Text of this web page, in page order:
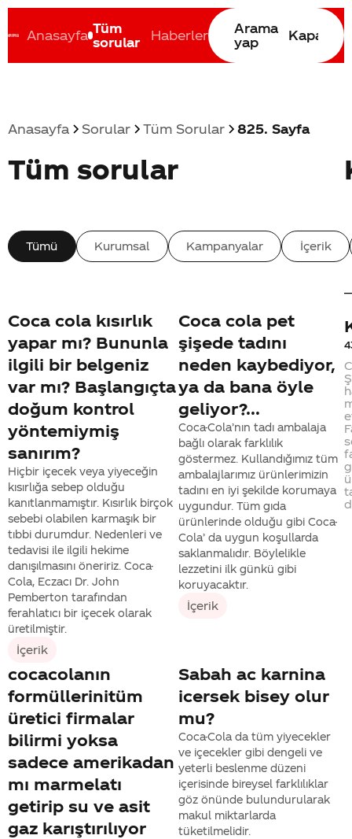
Anasayfa Tüm
sorular
Haberler
Arama
yap
Kapat
Anasayfa Sorular Tüm Sorular 825. Sayfa
Tüm sorular
Tümü Kurumsal Kampanyalar İçerik
Coca cola kısırlık
yapar mı? Bununla
ilgili bir belgeniz
var mı? Başlangıçta
doğum kontrol
yöntemiymiş
sanırım?
Hiçbir içecek veya yiyeceğin
kısırlığa sebep olduğu
kanıtlanmamıştır. Kısırlık birçok
sebebi olabilen karmaşık bir
tıbbi durumdur. Nedenleri ve
tedavisi ile ilgili hekime
danışılmasını öneririz. Coca-
Cola, Eczacı Dr. John
Pemberton tarafından
ferahlatıcı bir içecek olarak
üretilmiştir.
İçerik
Coca cola pet
şişede tadını
neden kaybediyor,
ya da bana öyle
geliyor?...
Coca-Cola’nın tadı ambalaja
bağlı olarak farklılık
göstermez. Kullandığımız tüm
ambalajlarımız ürünlerimizin
tadını en iyi şekilde korumaya
uygundur. Tüm gıda
ürünlerinde olduğu gibi Coca-
Cola’ da uygun koşullarda
saklanmalıdır. Böylelikle
lezzetini ilk günkü gibi
koruyacaktır.
İçerik
cocacolanın
formüllerinitüm
üretici firmalar
bilirmi yoksa
sadece amerikadan
mı marmelatı
getirip su ve asit
gaz karıştırılıyor
Sabah ac karnina
icersek bisey olur
mu?
Coca-Cola da tüm yiyecekler
ve içecekler gibi dengeli ve
yeterli beslenme düzeni
içerisinde bireysel farklılıklar
göz önünde bulundurularak
makul miktarlarda
tüketilmelidir.